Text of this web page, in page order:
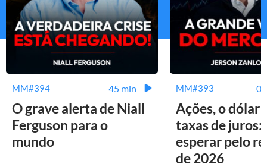
MM#394 45 min
O grave alerta de Niall
Ferguson para o
mundo
MM#393
Ações, o dólar
taxas de juros:
esperar pelo
de 2026